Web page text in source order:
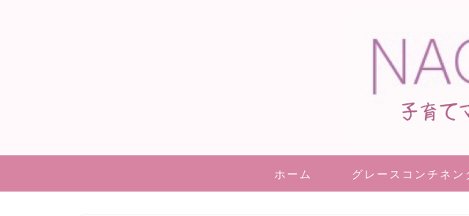
ホーム グレースコンチネン